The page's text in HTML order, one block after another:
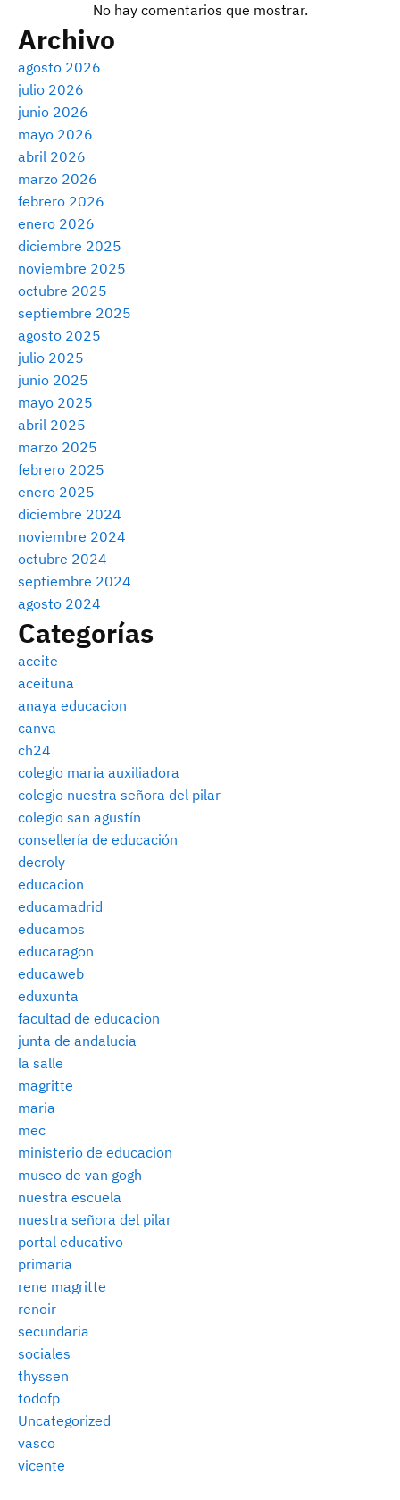
No hay comentarios que mostrar.
Archivo
agosto 2026
julio 2026
junio 2026
mayo 2026
abril 2026
marzo 2026
febrero 2026
enero 2026
diciembre 2025
noviembre 2025
octubre 2025
septiembre 2025
agosto 2025
julio 2025
junio 2025
mayo 2025
abril 2025
marzo 2025
febrero 2025
enero 2025
diciembre 2024
noviembre 2024
octubre 2024
septiembre 2024
agosto 2024
Categorías
aceite
aceituna
anaya educacion
canva
ch24
colegio maria auxiliadora
colegio nuestra señora del pilar
colegio san agustín
consellería de educación
decroly
educacion
educamadrid
educamos
educaragon
educaweb
eduxunta
facultad de educacion
junta de andalucia
la salle
magritte
maria
mec
ministerio de educacion
museo de van gogh
nuestra escuela
nuestra señora del pilar
portal educativo
primaria
rene magritte
renoir
secundaria
sociales
thyssen
todofp
Uncategorized
vasco
vicente